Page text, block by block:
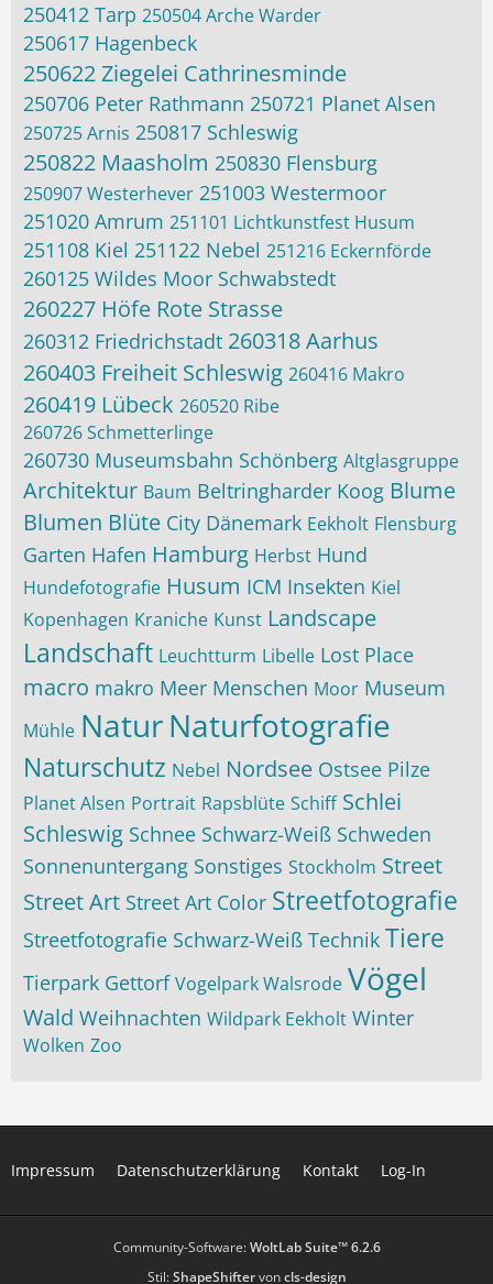
250412 Tarp 250504 Arche Warder
250617 Hagenbeck
250622 Ziegelei Cathrinesminde
250706 Peter Rathmann 250721 Planet Alsen
250725 Arnis 250817 Schleswig
250822 Maasholm 250830 Flensburg
250907 Westerhever 251003 Westermoor
251020 Amrum 251101 Lichtkunstfest Husum
251108 Kiel 251122 Nebel 251216 Eckernförde
260125 Wildes Moor Schwabstedt
260227 Höfe Rote Strasse
260312 Friedrichstadt 260318 Aarhus
260403 Freiheit Schleswig 260416 Makro
260419 Lübeck 260520 Ribe
260726 Schmetterlinge
260730 Museumsbahn Schönberg Altglasgruppe
Architektur Baum Beltringharder Koog Blume
Blumen Blüte City Dänemark Eekholt Flensburg
Garten Hafen Hamburg Herbst Hund
Hundefotografie Husum ICM Insekten Kiel
Kopenhagen Kraniche Kunst Landscape
Landschaft Leuchtturm Libelle Lost Place
macro makro Meer Menschen Moor Museum
Mühle NaturNaturfotografie
Naturschutz Nebel Nordsee Ostsee Pilze
Planet Alsen Portrait Rapsblüte Schiff Schlei
Schleswig Schnee Schwarz-Weiß Schweden
Sonnenuntergang Sonstiges Stockholm Street
Street Art Street Art Color Streetfotografie
Streetfotografie Schwarz-Weiß Technik Tiere
Tierpark Gettorf Vogelpark Walsrode Vögel
Wald Weihnachten Wildpark Eekholt Winter
Wolken Zoo
Impressum Datenschutzerklärung Kontakt Log-In
Community-Software:WoltLab Suite™ 6.2.6
Stil:ShapeShiftervoncls-design